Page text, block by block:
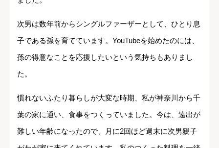
次男は数年前からシングルファーザーとして、ひとり息
子である孫を育てています。YouTubeを始めたのには、
孫の得意なことを応援したいという気持ちもありまし
た。
慣れないふたり暮らしが大変な時期、私が神奈川から千
葉の家に通い、食事をつくっていました。今は、遠出が
難しい年齢になったので、月に2回ほど週末に次男親子